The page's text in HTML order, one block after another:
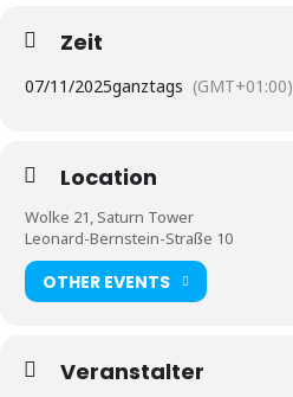
Zeit
07/11/2025ganztags (GMT+01:00)
Location
Wolke 21, Saturn Tower
Leonard-Bernstein-Straße 10
OTHER EVENTS
Veranstalter